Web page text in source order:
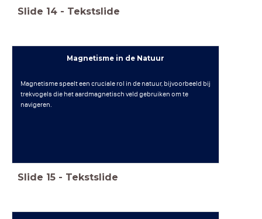
Slide 14 - Tekstslide
Magnetisme in de Natuur
Magnetisme speelt een cruciale rol in de natuur, bijvoorbeeld bij
trekvogels die het aardmagnetisch veld gebruiken om te
navigeren.
Slide 15 - Tekstslide